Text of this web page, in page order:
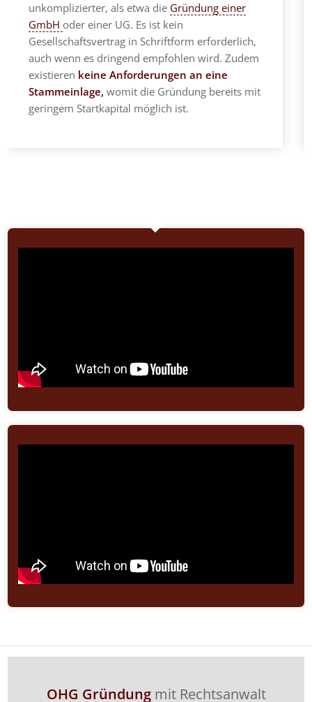
unkomplizierter, als etwa die Gründung einer
GmbH oder einer UG. Es ist kein
Gesellschaftsvertrag in Schriftform erforderlich,
auch wenn es dringend empfohlen wird. Zudem
existieren keine Anforderungen an eine
Stammeinlage,womit die Gründung bereits mit
geringem Startkapital möglich ist.
OHG Gründungmit Rechtsanwalt